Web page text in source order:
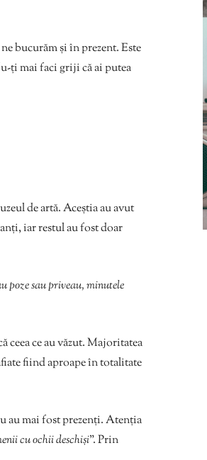
bucurăm și în prezent. Este
ți mai faci griji că ai putea
de artă. Aceștia au avut
iar restul au fost doar
poze sau priveau, minutele
ceea ce au văzut. Majoritatea
fiind aproape în totalitate
au mai fost prezenți. Atenția
cu ochii deschiși”. Prin